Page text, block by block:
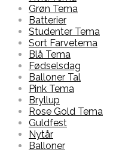
Grøn Tema
Batterier
Studenter Tema
Sort Farvetema
Blå Tema
Fødselsdag
Balloner Tal
Pink Tema
Bryllup
Rose Gold Tema
Guldfest
Nytår
Balloner